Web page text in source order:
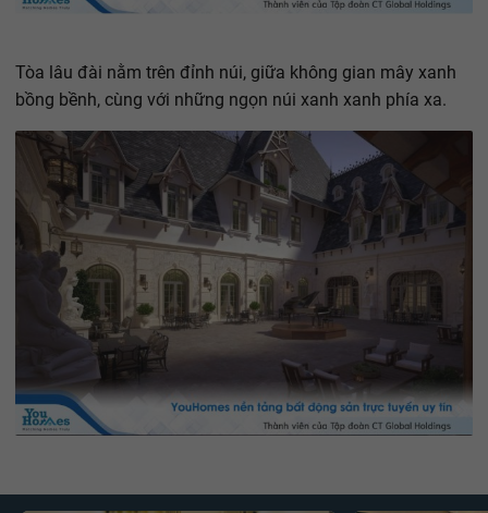
Tòa lâu đài nằm trên đỉnh núi, giữa không gian mây xanh
bồng bềnh, cùng với những ngọn núi xanh xanh phía xa.